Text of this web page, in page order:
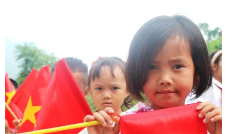
Hàn Quốc dự định chi gần 17 tỷ USD cho
dự án kích thích kinh tế mới